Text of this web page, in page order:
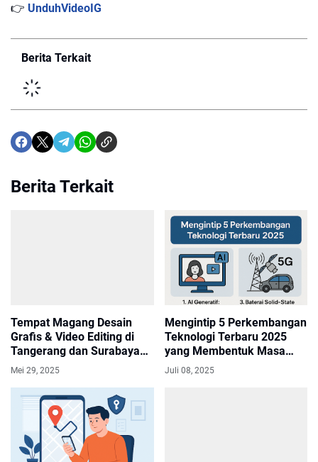
👉 UnduhVideoIG
Berita Terkait
Berita Terkait
Tempat Magang Desain
Grafis & Video Editing di
Tangerang dan Surabaya
Terbaru
Mei 29, 2025
Mengintip 5 Perkembangan
Teknologi Terbaru 2025
yang Membentuk Masa
Depan
Juli 08, 2025